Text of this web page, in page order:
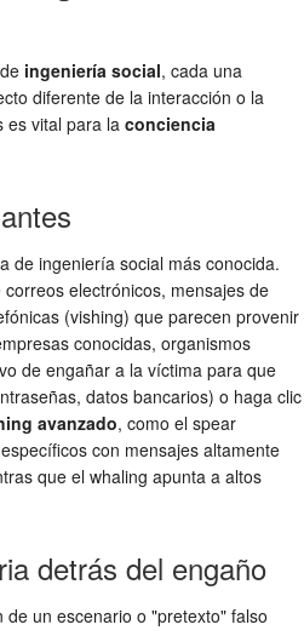
ingeniería social, cada una
diferente de la interacción o la
es vital para la conciencia
de ingeniería social más conocida.
electrónicos, mensajes de
(vishing) que parecen provenir
conocidas, organismos
de engañar a la víctima para que
datos bancarios) o haga clic
avanzado, como el spear
con mensajes altamente
que el whaling apunta a altos
detrás del engaño
un escenario o "pretexto" falso